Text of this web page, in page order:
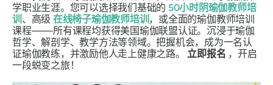
学职业生涯。您可以选择我们基础的 50小时阴瑜伽教师培
训 、高级 在线椅子瑜伽教师培训 ，或全面的瑜伽教师培训
课程——所有课程均获得美国瑜伽联盟认证。沉浸于瑜伽
哲学、解剖学、教学方法等领域。把握机会，成为一名认
证瑜伽教练，并激励他人走上健康之路。立即报名 ，开启
一段蜕变之旅！